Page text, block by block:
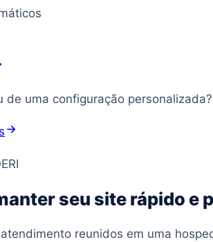
de uma configuração personalizada?
seu site rápido e
reunidos em uma